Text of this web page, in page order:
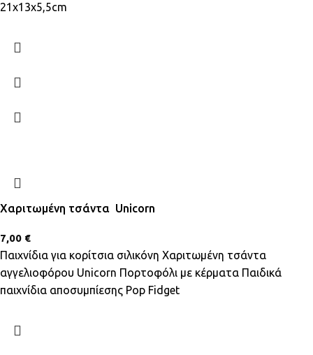
21x13x5,5cm
Χαριτωμένη τσάντα Unicorn
7,00 €
Παιχνίδια για κορίτσια σιλικόνη Χαριτωμένη τσάντα
αγγελιοφόρου Unicorn Πορτοφόλι με κέρματα Παιδικά
παιχνίδια αποσυμπίεσης Pop Fidget